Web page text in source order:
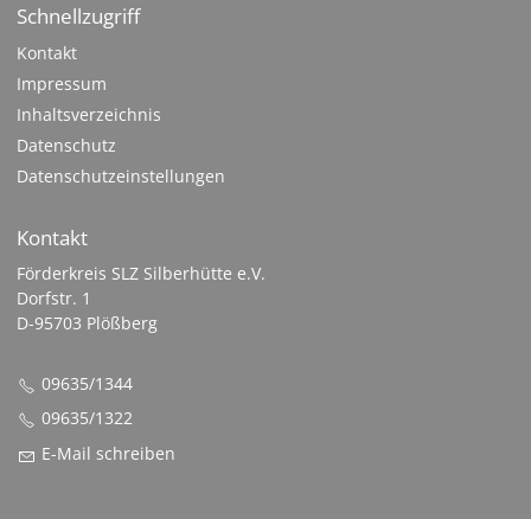
Schnellzugriff
Kontakt
Impressum
Inhaltsverzeichnis
Datenschutz
Datenschutzeinstellungen
Kontakt
Förderkreis SLZ Silberhütte e.V.
Dorfstr. 1
D-95703 Plößberg
09635/1344
09635/1322
E-Mail schreiben